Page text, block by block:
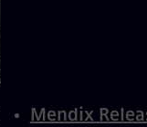
Mendix